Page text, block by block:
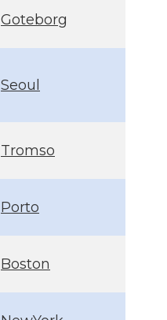
Goteborg
Seoul
Tromso
Porto
Boston